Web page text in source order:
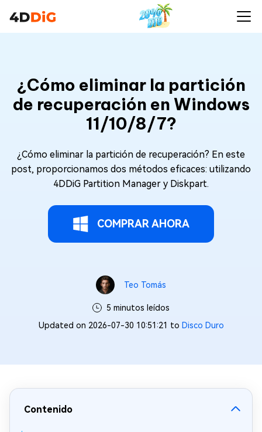
¿Cómo eliminar la partición
de recuperación en Windows
11/10/8/7?
¿Cómo eliminar la partición de recuperación? En este
post, proporcionamos dos métodos eficaces: utilizando
4DDiG Partition Manager y Diskpart.
COMPRAR AHORA
Teo Tomás
5 minutos leídos
Updated on 2026-07-30 10:51:21 to Disco Duro
Contenido